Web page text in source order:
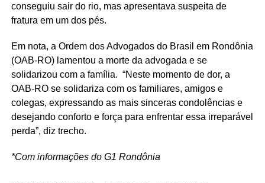
conseguiu sair do rio, mas apresentava suspeita de
fratura em um dos pés.
Em nota, a Ordem dos Advogados do Brasil em Rondônia
(OAB-RO) lamentou a morte da advogada e se
solidarizou com a família. “Neste momento de dor, a
OAB-RO se solidariza com os familiares, amigos e
colegas, expressando as mais sinceras condolências e
desejando conforto e força para enfrentar essa irreparável
perda”, diz trecho.
*Com informações do G1 Rondônia